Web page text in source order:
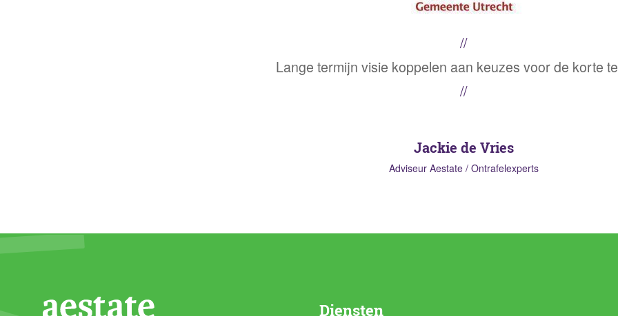
Lange termijn visie koppelen aan keuzes voor de korte
Jackie de Vries
Adviseur Aestate / Ontrafelexperts
Diensten